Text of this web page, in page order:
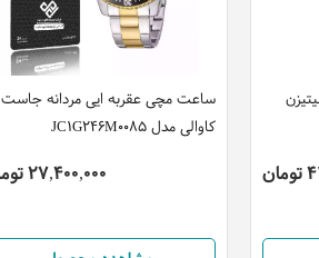
ساعت مچی عقربه ایی مردانه جاست
کاوالی مدل JC1G246M0085
27,400,000 تومان